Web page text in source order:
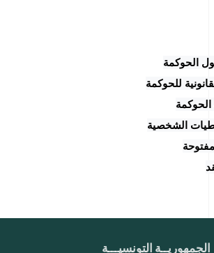
الحوكمة
للحوكمة
الحوكمة
الشخصية
الجمهوريــة التونسيـــة